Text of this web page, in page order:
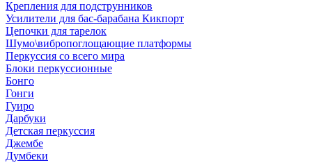
Крепления для подструнников
Усилители для бас-барабана Кикпорт
Цепочки для тарелок
Шумо\вибропоглощающие платформы
Перкуссия со всего мира
Блоки перкуссионные
Бонго
Гонги
Гуиро
Дарбуки
Детская перкуссия
Джембе
Думбеки